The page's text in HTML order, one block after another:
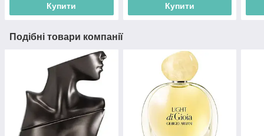
Купити Купити
Подібні товари компанії